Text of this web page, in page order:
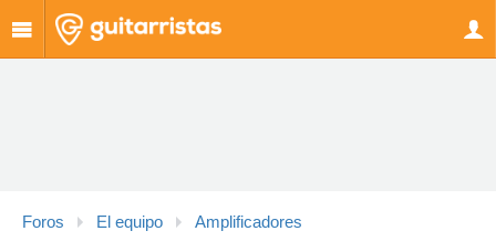
Foros El equipo Amplificadores